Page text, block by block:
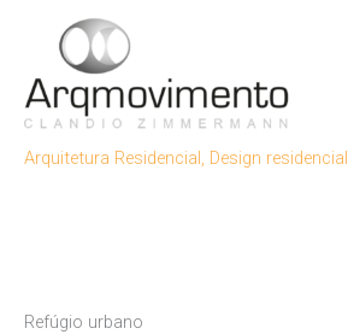
conteúdo
Arquitetura Residencial, Design residencial
Refúgio urbano